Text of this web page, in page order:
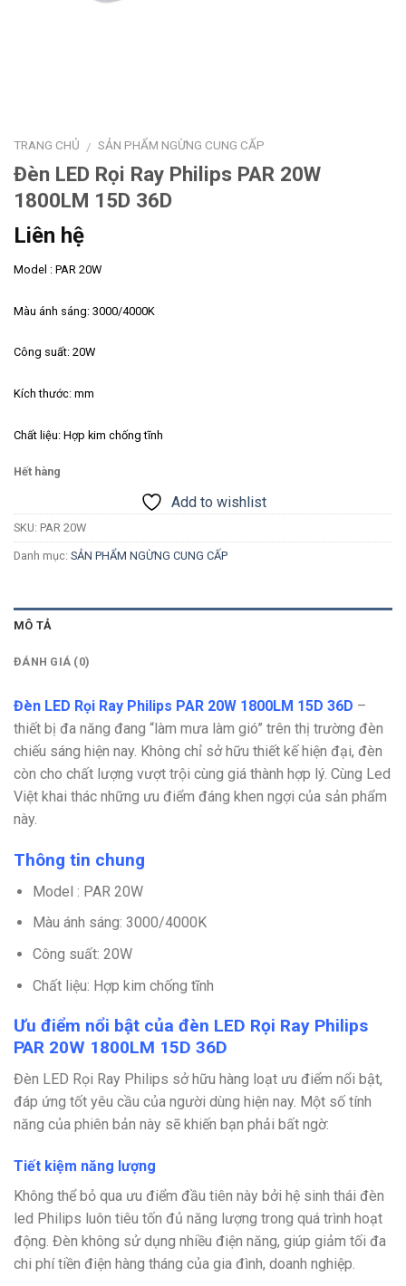
TRANG CHỦ / SẢN PHẨM NGỪNG CUNG CẤP
Đèn LED Rọi Ray Philips PAR 20W
1800LM 15D 36D
Liên hệ
Model : PAR 20W
Màu ánh sáng: 3000/4000K
Công suất: 20W
Kích thước: mm
Chất liệu: Hợp kim chống tĩnh
Hết hàng
Add to wishlist
SKU: PAR 20W
Danh mục: SẢN PHẨM NGỪNG CUNG CẤP
MÔ TẢ
ĐÁNH GIÁ (0)
Đèn LED Rọi Ray Philips PAR 20W 1800LM 15D 36D –
thiết bị đa năng đang “làm mưa làm gió” trên thị trường đèn
chiếu sáng hiện nay. Không chỉ sở hữu thiết kế hiện đại, đèn
còn cho chất lượng vượt trội cùng giá thành hợp lý. Cùng Led
Việt khai thác những ưu điểm đáng khen ngợi của sản phẩm
này.
Thông tin chung
Model : PAR 20W
Màu ánh sáng: 3000/4000K
Công suất: 20W
Chất liệu: Hợp kim chống tĩnh
Ưu điểm nổi bật của đèn LED Rọi Ray Philips
PAR 20W 1800LM 15D 36D
Đèn LED Rọi Ray Philips sở hữu hàng loạt ưu điểm nổi bật,
đáp ứng tốt yêu cầu của người dùng hiện nay. Một số tính
năng của phiên bản này sẽ khiến bạn phải bất ngờ:
Tiết kiệm năng lượng
Không thể bỏ qua ưu điểm đầu tiên này bởi hệ sinh thái đèn
led Philips luôn tiêu tốn đủ năng lượng trong quá trình hoạt
động. Đèn không sử dụng nhiều điện năng, giúp giảm tối đa
chi phí tiền điện hàng tháng của gia đình, doanh nghiệp.